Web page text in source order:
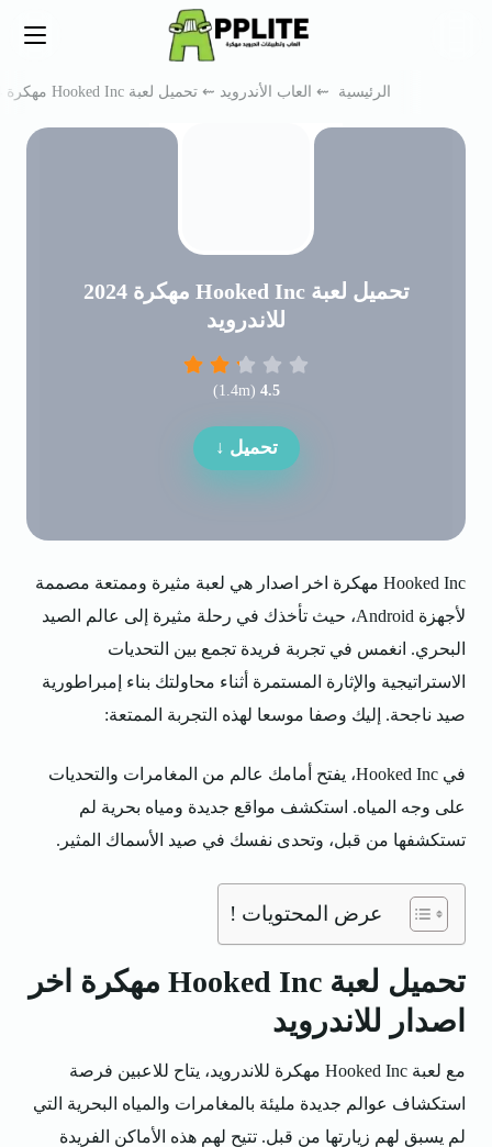
متجر اب لايت
الرئيسية ⇜ العاب الأندرويد ⇜ تحميل لعبة Hooked Inc مهكرة 2024 للاندرويد
تحميل لعبة Hooked Inc مهكرة 2024
للاندرويد
4.5
(
1.4m
)
تحميل ↓
Hooked Inc مهكرة
اخر اصدار هي لعبة مثيرة وممتعة مصممة
لأجهزة Android، حيث تأخذك في رحلة مثيرة إلى عالم الصيد
البحري. انغمس في تجربة فريدة تجمع بين التحديات
الاستراتيجية والإثارة المستمرة أثناء محاولتك بناء إمبراطورية
صيد ناجحة. إليك وصفا موسعا لهذه التجربة الممتعة:
في Hooked Inc، يفتح أمامك عالم من المغامرات والتحديات
على وجه المياه. استكشف مواقع جديدة ومياه بحرية لم
تستكشفها من قبل، وتحدى نفسك في صيد الأسماك المثير.
عرض المحتويات !
تحميل لعبة Hooked Inc مهكرة اخر
اصدار للاندرويد
مع لعبة Hooked Inc مهكرة للاندرويد، يتاح للاعبين فرصة
استكشاف عوالم جديدة مليئة بالمغامرات والمياه البحرية التي
لم يسبق لهم زيارتها من قبل. تتيح لهم هذه الأماكن الفريدة